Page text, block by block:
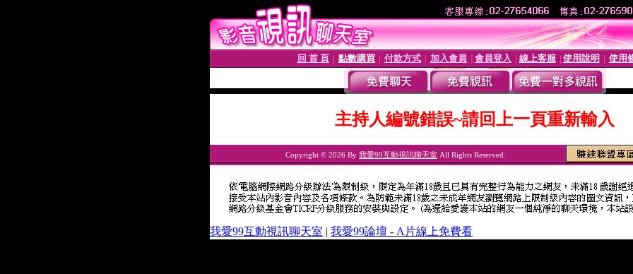
回 首 頁 點數購買│ 付款方式│ 加入會員 會員登入 線上客服 使用說明 使用
主持人編號錯誤~請回上一頁重新輸入
Copyright © 2026 By 我愛99互動視訊聊天室 All Rights Reserved.
我愛99互動視訊聊天室 | 我愛99論壇 - A片線上免費看